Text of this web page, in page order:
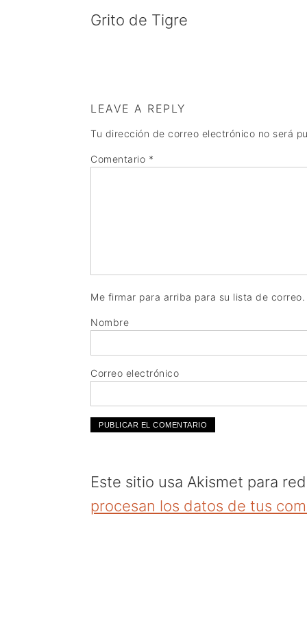
Grito de Tigre
LEAVE A REPLY
Tu dirección de correo electrónico no será
Comentario *
Me firmar para arriba para su lista de correo.
Nombre
Correo electrónico
Este sitio usa Akismet para
procesan los datos de tus